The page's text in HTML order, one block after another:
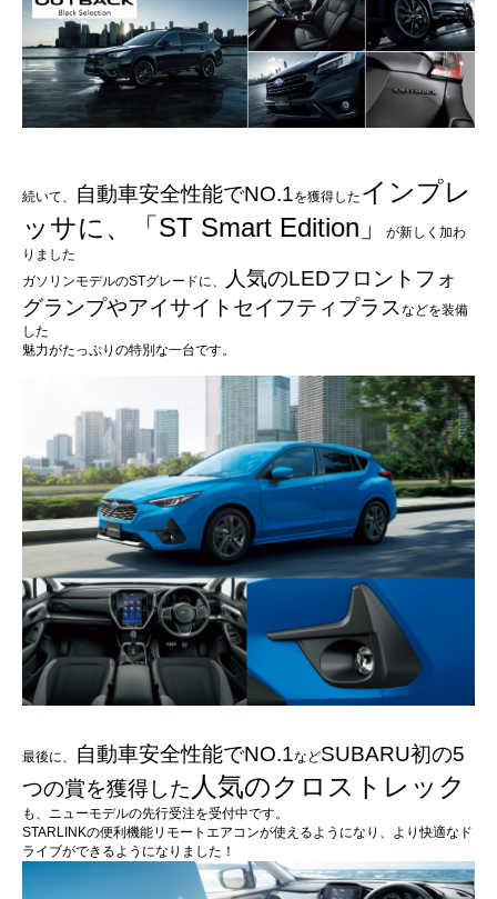
続いて、 自動車安全性能でNO.1を獲得した インプレ
ッサに、「ST Smart Edition」
が新しく加わ
りました
ガソリンモデルのSTグレードに、
人気のLEDフロントフォ
グランプやアイサイトセイフティプラス などを装備
した
魅力がたっぷりの特別な一台です。
最後に、 自動車安全性能でNO.1などSUBARU初の5
つの賞を獲得した 人気のクロストレック
も、ニューモデルの先行受注を受付中です。
STARLINKの便利機能リモートエアコンが使えるようになり、より快適なド
ライブができるようになりました！